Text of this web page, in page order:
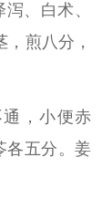
、白术、
煎八分，
，小便赤
各五分。姜